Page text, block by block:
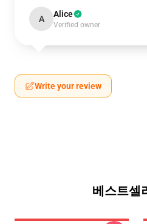
A Alice
Verified owner
Write your review
베스트셀